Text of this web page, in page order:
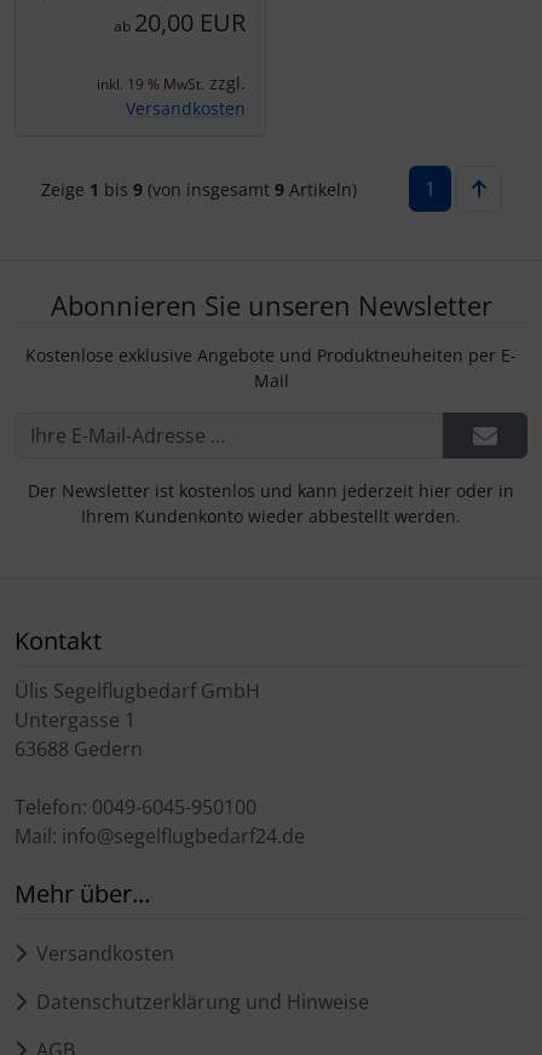
ab 20,00 EUR
inkl. 19 % MwSt. zzgl.
Versandkosten
Zeige 1 bis 9(von insgesamt 9Artikeln) 1
Abonnieren Sie unseren Newsletter
Kostenlose exklusive Angebote und Produktneuheiten per E-
Mail
Der Newsletter ist kostenlos und kann jederzeit hier oder in
Ihrem Kundenkonto wieder abbestellt werden.
Kontakt
Ülis Segelflugbedarf GmbH
Untergasse 1
63688 Gedern
Telefon: 0049-6045-950100
Mail: info@segelflugbedarf24.de
Mehr über...
Versandkosten
Datenschutzerklärung und Hinweise